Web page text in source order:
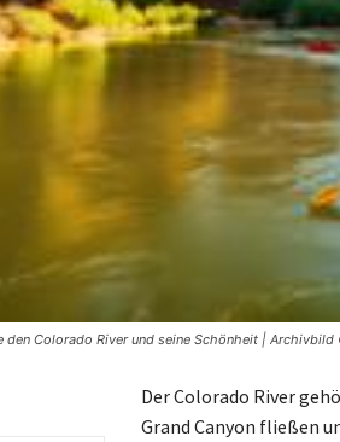
den Colorado River und seine Schönheit |
Der Colorado River
Grand Canyon fließen